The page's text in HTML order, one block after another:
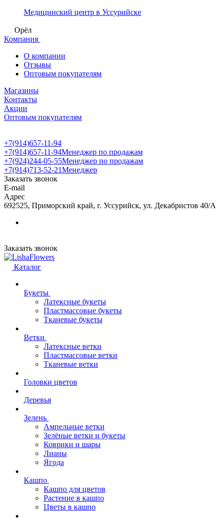
Медицинский центр в Уссурийске
Орёл
Компания
О компании
Отзывы
Оптовым покупателям
Магазины
Контакты
Акции
Оптовым покупателям
+7(914)657-11-94
+7(914)657-11-94Менеджер по продажам
+7(924)244-05-55Менеджер по продажам
+7(914)713-52-21Менеджер
Заказать звонок
E-mail
Адрес
692525, Приморский край, г. Уссурийск, ул. Декабристов 40/А
Заказать звонок
Каталог
Букеты
Латексные букеты
Пластмассовые букеты
Тканевые букеты
Ветки
Латексные ветки
Пластмассовые ветки
Тканевые ветки
Головки цветов
Деревья
Зелень
Ампельные ветки
Зелёные ветки и букеты
Коврики и шары
Лианы
Ягода
Кашпо
Кашпо для цветов
Растение в кашпо
Цветы в кашпо